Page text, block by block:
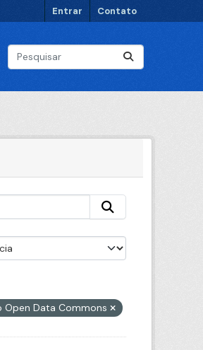
Entrar Contato
Open Data Commons